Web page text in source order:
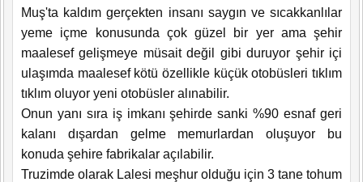
Muş'ta kaldım gerçekten insanı saygın ve sıcakkanlılar
yeme içme konusunda çok güzel bir yer ama şehir
maalesef gelişmeye müsait değil gibi duruyor şehir içi
ulaşımda maalesef kötü özellikle küçük otobüsleri tıklım
tıklım oluyor yeni otobüsler alınabilir.
Onun yanı sıra iş imkanı şehirde sanki %90 esnaf geri
kalanı dışardan gelme memurlardan oluşuyor bu
konuda şehire fabrikalar açılabilir.
Truzimde olarak Lalesi meşhur olduğu için 3 tane tohum